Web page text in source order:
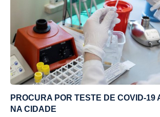
PROCURA POR TESTE DE COVID-19
NA CIDADE